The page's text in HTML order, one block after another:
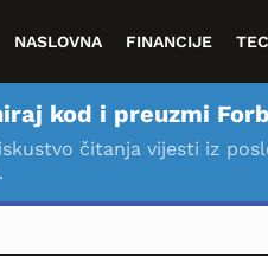
NASLOVNA FINANCIJE
kod i preuzmi
čitanja vijesti iz